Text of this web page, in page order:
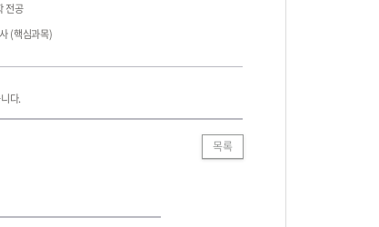
전공
(핵심과목)
다.
목록